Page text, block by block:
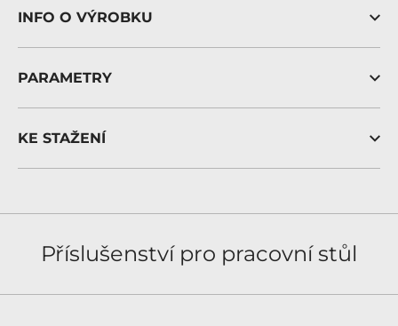
INFO O VÝROBKU
PARAMETRY
KE STAŽENÍ
Příslušenství pro pracovní stůl